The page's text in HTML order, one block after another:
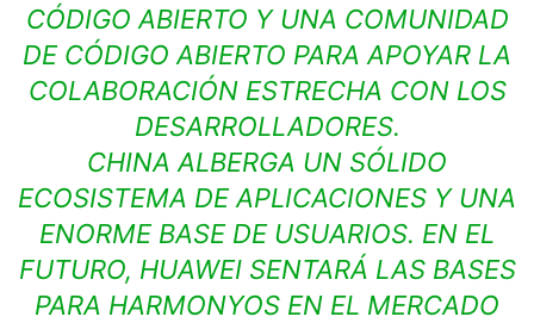
CÓDIGO ABIERTO Y UNA COMUNIDAD
DE CÓDIGO ABIERTO PARA APOYAR LA
COLABORACIÓN ESTRECHA CON LOS
DESARROLLADORES.
CHINA ALBERGA UN SÓLIDO
ECOSISTEMA DE APLICACIONES Y UNA
ENORME BASE DE USUARIOS. EN EL
FUTURO, HUAWEI SENTARÁ LAS BASES
PARA HARMONYOS EN EL MERCADO